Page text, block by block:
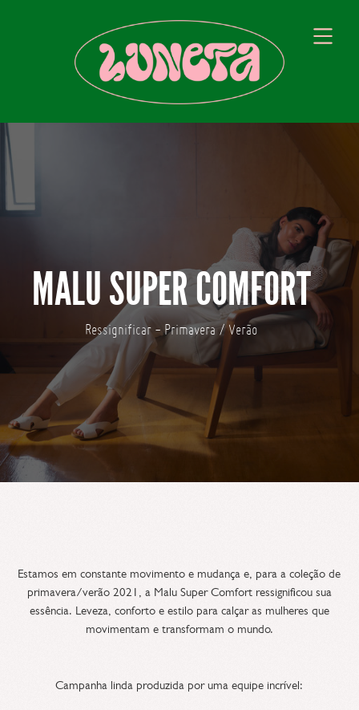
MALU SUPER COMFORT
Ressignificar - Primavera / Verão
Estamos em constante movimento e mudança e, para a coleção de
primavera/verão 2021, a Malu Super Comfort ressignificou sua
essência. Leveza, conforto e estilo para calçar as mulheres que
movimentam e transformam o mundo.
Campanha linda produzida por uma equipe incrível: